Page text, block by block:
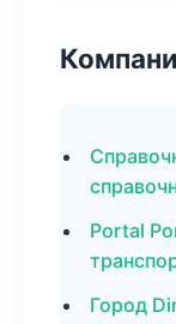
Portal
Город